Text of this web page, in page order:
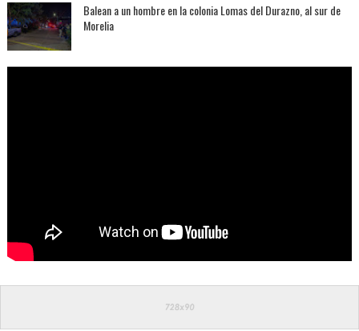
Balean a un hombre en la colonia Lomas del Durazno, al sur de
Morelia